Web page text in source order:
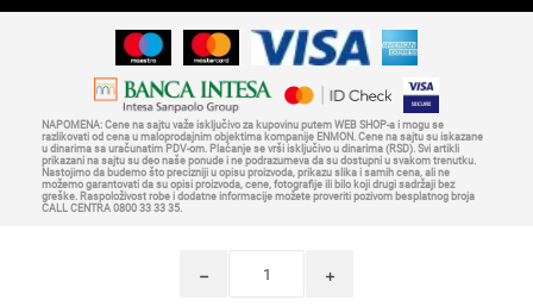
i
h
NAPOMENA: Cene na sajtu važe isključivo za kupovinu putem WEB SHOP-a i mogu se
razlikovati od cena u maloprodajnim objektima kompanije ENMON. Cene na sajtu su iskazane
u dinarima sa uračunatim PDV-om. Plaćanje se vrši isključivo u dinarima (RSD). Svi artikli
prikazani na sajtu su deo naše ponude i ne podrazumeva da su dostupni u svakom trenutku.
Nastojimo da budemo što precizniji u opisu proizvoda, prikazu slika i samih cena, ali ne
možemo garantovati da su opisi proizvoda, cene, fotografije ili bilo koji drugi sadržaji bez
greške. Raspoloživost robe i dodatne informacije možete proveriti pozivom besplatnog broja
CALL CENTRA 0800 33 33 35.